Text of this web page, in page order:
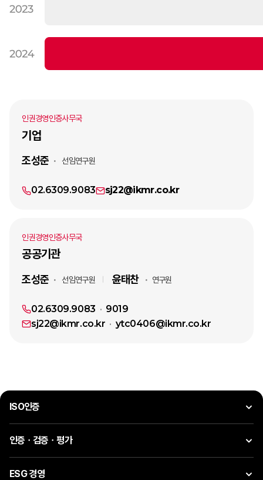
인권경영인증사무국
기업
조성준 선임연구원
02.6309.9083 sj22@ikmr.co.kr
인권경영인증사무국
공공기관
조성준 선임연구원 윤태찬 연구원
02.6309.9083
9019
sj22@ikmr.co.kr
ytc0406@ikmr.co.kr
ISO인증
인증ㆍ검증ㆍ평가
ESG 경영